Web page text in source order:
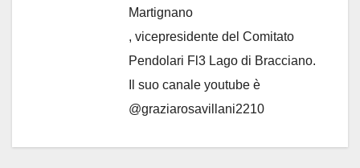
Martignano
, vicepresidente del Comitato
Pendolari Fl3 Lago di Bracciano.
Il suo canale youtube è
@graziarosavillani2210